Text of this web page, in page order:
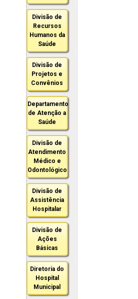
Divisão de
Recursos
Humanos da
Saúde
Divisão de
Projetos e
Convênios
Departamento
de Atenção a
Saúde
Divisão de
Atendimento
Médico e
Odontológico
Divisão de
Assistência
Hospitalar
Divisão de
Ações
Básicas
Diretoria do
Hospital
Municipal